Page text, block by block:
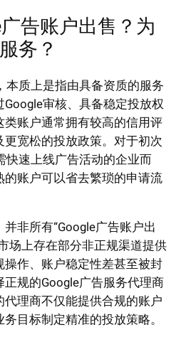
告账户出售？为
务？
本质上是指由具备资质的服务
审核、具备稳定投放权
账户通常拥有较高的信用评
宽松的投放政策。对于初次
快速上线广告活动的企业而
账户可以省去繁琐的申请流
非所有“Google广告账户出
场上存在部分非正规渠道提供
作、账户稳定性差甚至被封
规的Google广告服务代理商
理商不仅能提供合规的账户
目标制定精准的投放策略。